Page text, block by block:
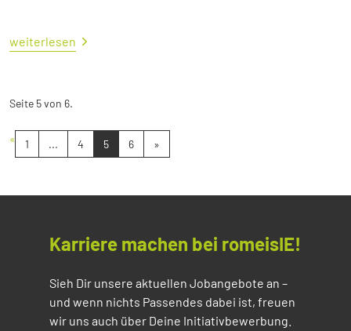
weiterlesen
Seite 5 von 6.
« 1 ... 4 5 6 »
Karriere machen bei romeisIE!
Sieh Dir unsere aktuellen Jobangebote an –
und wenn nichts Passendes dabei ist, freuen
wir uns auch über Deine Initiativbewerbung.